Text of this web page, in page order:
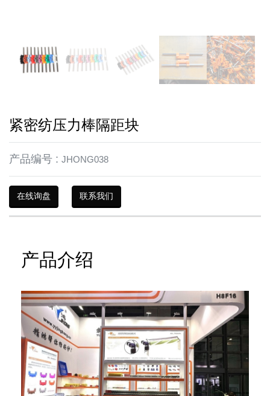
紧密纺压力棒隔距块
产品编号 : JHONG038
在线询盘 联系我们
产品介绍